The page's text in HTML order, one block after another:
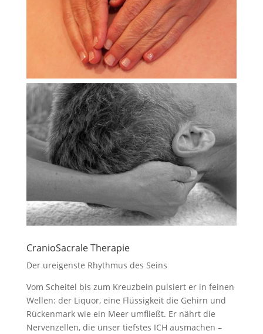
CranioSacrale Therapie
Der ureigenste Rhythmus des Seins
Vom Scheitel bis zum Kreuzbein pulsiert er in feinen
Wellen: der Liquor, eine Flüssigkeit die Gehirn und
Rückenmark wie ein Meer umfließt. Er nährt die
Nervenzellen, die unser tiefstes ICH ausmachen –